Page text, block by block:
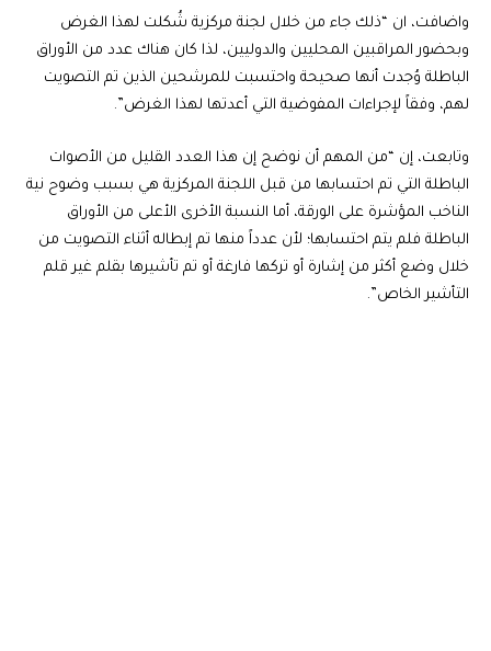
واضافت، ان “ذلك جاء من خلال لجنة مركزية شُكلت لهذا الغرض
وبحضور المراقبين المحليين والدوليين، لذا كان هناك عدد من الأوراق
الباطلة وُجدت أنها صحيحة واحتسبت للمرشحين الذين تم التصويت
لهم، وفقاً لإجراءات المفوضية التي أعدتها لهذا الغرض”.
وتابعت، إن “من المهم أن نوضح إن هذا العدد القليل من الأصوات
الباطلة التي تم احتسابها من قبل اللجنة المركزية هي بسبب وضوح نية
الناخب المؤشرة على الورقة، أما النسبة الأخرى الأعلى من الأوراق
الباطلة فلم يتم احتسابها؛ لأن عدداً منها تم إبطاله أثناء التصويت من
خلال وضع أكثر من إشارة أو تركها فارغة أو تم تأشيرها بقلم غير قلم
التأشير الخاص”.